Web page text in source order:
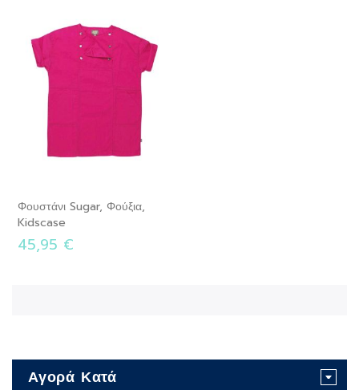
Φουστάνι Sugar, Φούξια,
Kidscase
45,95 €
Αγορά Κατά